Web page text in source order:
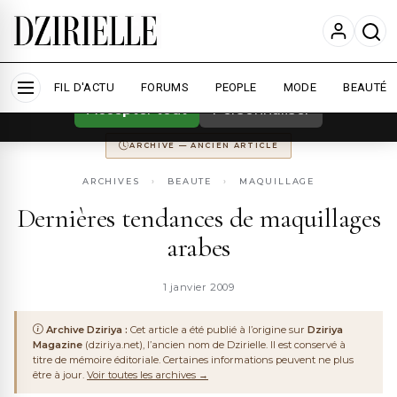
Nous utilisons des cookies pour améliorer
votre expérience et mesurer l'audience. En
Accepter tout Personnaliser
FIL D'ACTU FORUMS PEOPLE MODE BEAUTÉ
CONSERVÉ POUR LA MÉMOIRE DU WEB ALGÉRIEN
ARCHIVE — ANCIEN ARTICLE
ARCHIVES › BEAUTE › MAQUILLAGE
Dernières tendances de maquillages
arabes
1 janvier 2009
Archive Dziriya : Cet article a été publié à l’origine sur Dziriya
Magazine (dziriya.net), l’ancien nom de Dzirielle. Il est conservé à
titre de mémoire éditoriale. Certaines informations peuvent ne plus
être à jour. Voir toutes les archives →